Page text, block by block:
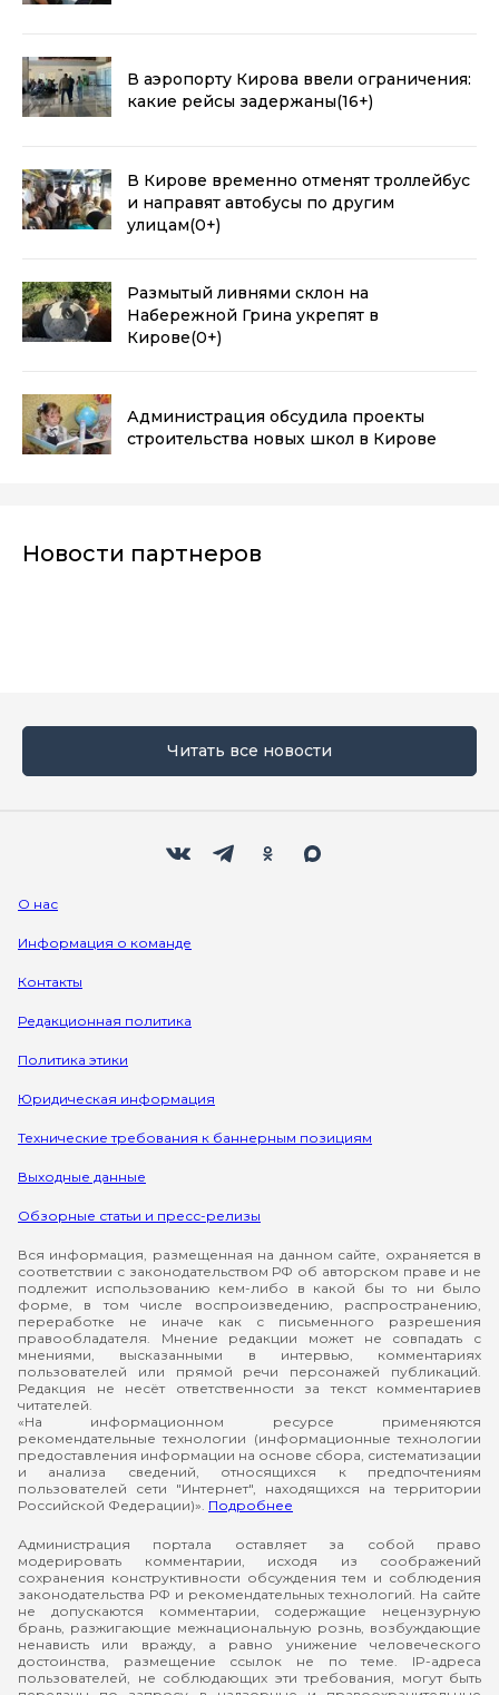
В аэропорту Кирова ввели ограничения:
какие рейсы задержаны(16+)
В Кирове временно отменят троллейбус
и направят автобусы по другим
улицам(0+)
Размытый ливнями склон на
Набережной Грина укрепят в
Кирове(0+)
Администрация обсудила проекты
строительства новых школ в Кирове
Новости партнеров
Читать все новости
О нас
Информация о команде
Контакты
Редакционная политика
Политика этики
Юридическая информация
Технические требования к баннерным позициям
Выходные данные
Обзорные статьи и пресс-релизы
Вся информация, размещенная на данном сайте, охраняется в
соответствии с законодательством РФ об авторском праве и не
подлежит использованию кем-либо в какой бы то ни было
форме, в том числе воспроизведению, распространению,
переработке не иначе как с письменного разрешения
правообладателя. Мнение редакции может не совпадать с
мнениями, высказанными в интервью, комментариях
пользователей или прямой речи персонажей публикаций.
Редакция не несёт ответственности за текст комментариев
читателей.
«На информационном ресурсе применяются
рекомендательные технологии (информационные технологии
предоставления информации на основе сбора, систематизации
и анализа сведений, относящихся к предпочтениям
пользователей сети "Интернет", находящихся на территории
Российской Федерации)». Подробнее
Администрация портала оставляет за собой право
модерировать комментарии, исходя из соображений
сохранения конструктивности обсуждения тем и соблюдения
законодательства РФ и рекомендательных технологий. На сайте
не допускаются комментарии, содержащие нецензурную
брань, разжигающие межнациональную рознь, возбуждающие
ненависть или вражду, а равно унижение человеческого
достоинства, размещение ссылок не по теме. IP-адреса
пользователей, не соблюдающих эти требования, могут быть